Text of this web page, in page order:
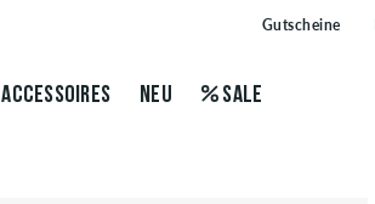
Gutscheine
ACCESSOIRES NEU SALE